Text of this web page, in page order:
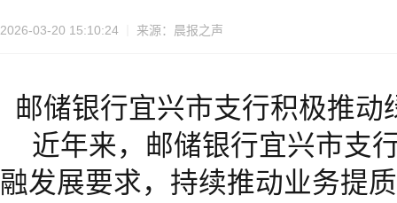
2026-03-20 15:10:24 来源：晨报之声
邮储银行宜兴市支行积极推
近年来，邮储银行宜兴市支
融发展要求，持续推动业务提